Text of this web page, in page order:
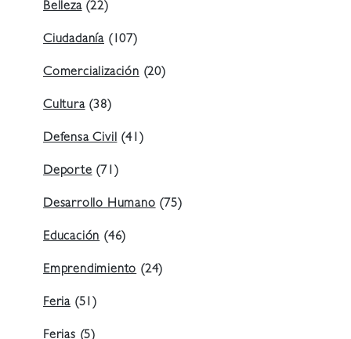
Belleza(22)
Ciudadanía (107)
Comercialización(20)
Cultura(38)
Defensa Civil(41)
Deporte(71)
Desarrollo Humano(75)
Educación(46)
Emprendimiento(24)
Feria (51)
Ferias(5)